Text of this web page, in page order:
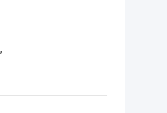
,